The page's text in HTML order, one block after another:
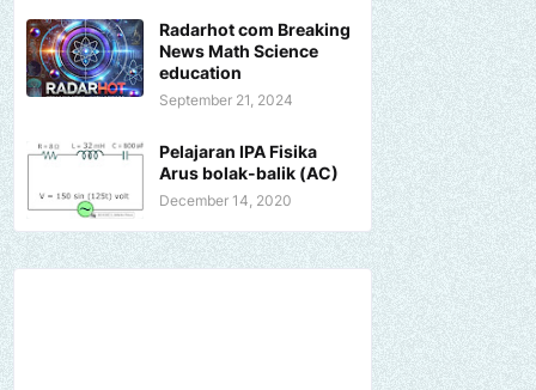
Radarhot com Breaking
News Math Science
education
September 21, 2024
Pelajaran IPA Fisika
Arus bolak-balik (AC)
December 14, 2020